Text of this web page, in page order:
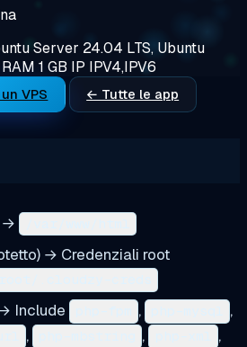
Server 24.04 LTS, Ubuntu
1 GB IP IPV4,IPV6
VPS ← Tutte le app
→
→ Credenziali root
Include , ,
, , ,